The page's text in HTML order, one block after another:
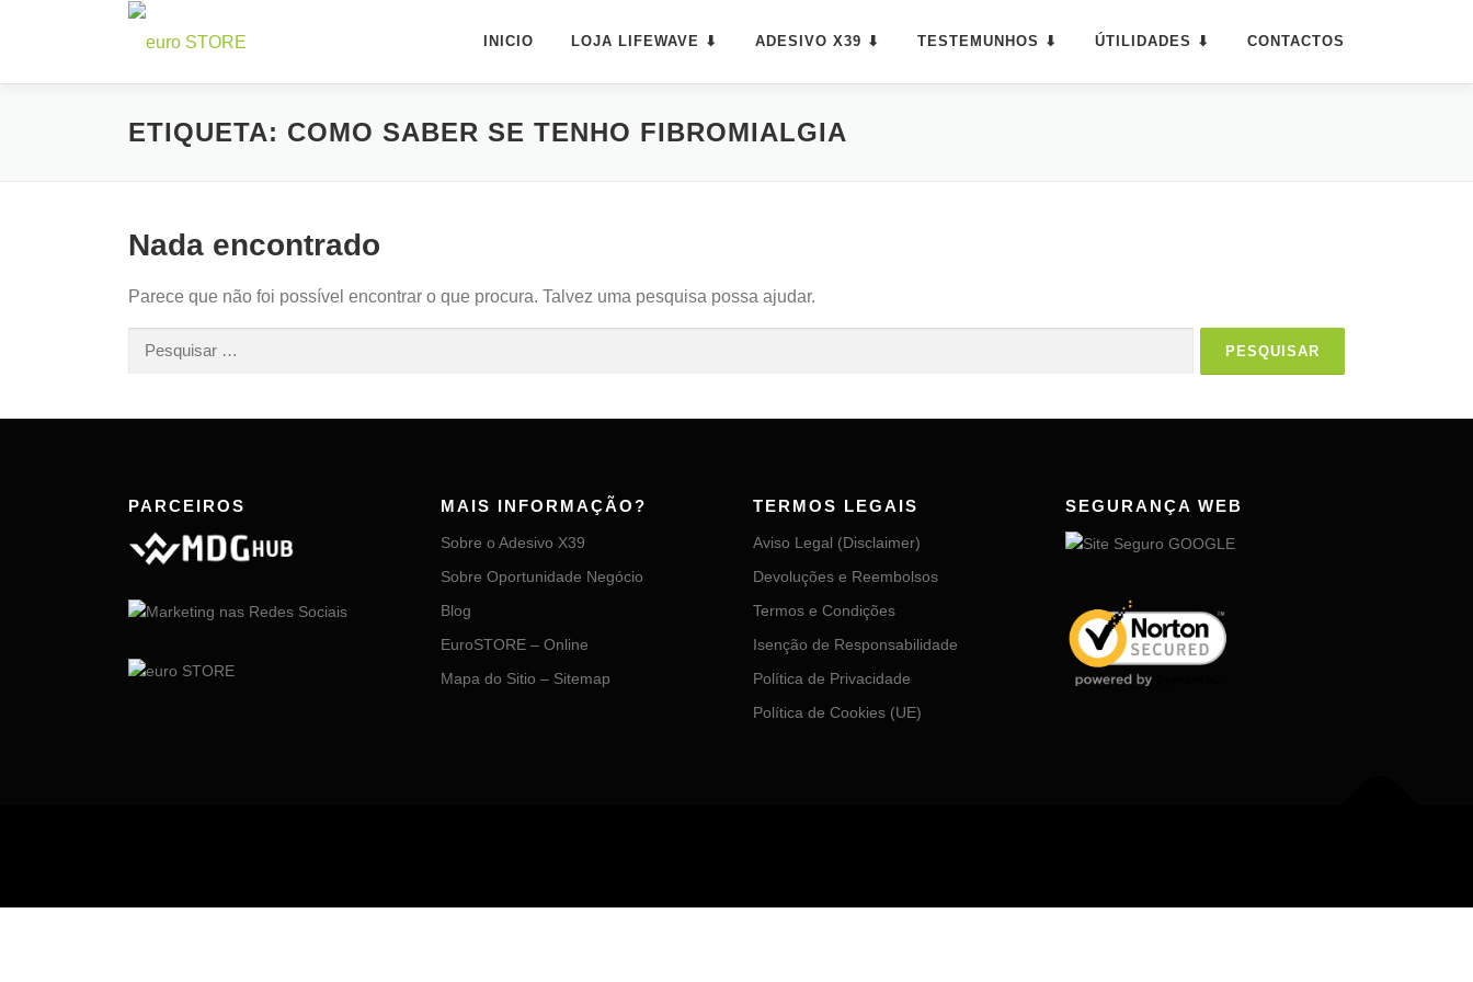
INICIO LOJA LIFEWAVE ⬇ ADESIVO X39 ⬇ TESTEMUNHOS ⬇ ÚTILIDADES ⬇ CONTACTOS
ETIQUETA: COMO SABER SE TENHO FIBROMIALGIA
Nada encontrado
Parece que não foi possível encontrar o que procura. Talvez uma pesquisa possa ajudar.
Pesquisar
PARCEIROS MAIS INFORMAÇÃO?
Sobre o Adesivo X39
Sobre Oportunidade Negócio
Blog
EuroSTORE – Online
Mapa do Sitio – Sitemap
TERMOS LEGAIS
Aviso Legal (Disclaimer)
Devoluções e Reembolsos
Termos e Condições
Isenção de Responsabilidade
Política de Privacidade
Política de Cookies (UE)
SEGURANÇA WEB